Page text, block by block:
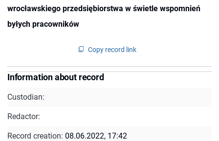
wrocławskiego przedsiębiorstwa w świetle wspomnień
byłych pracowników
Copy record link
Information about record
Custodian:
Redactor:
Record creation: 08.06.2022, 17:42